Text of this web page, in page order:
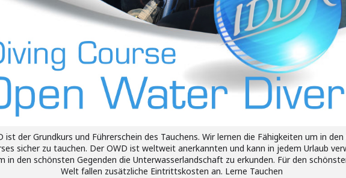
ist der Grundkurs und Führerschein des Tauchens. Wir lernen die Fähigkeiten um in den
sicher zu tauchen. Der OWD ist weltweit anerkannten und kann in jedem Urlaub
in den schönsten Gegenden die Unterwasserlandschaft zu erkunden. Für den
Welt fallen zusätzliche Eintrittskosten an. Lerne Tauchen